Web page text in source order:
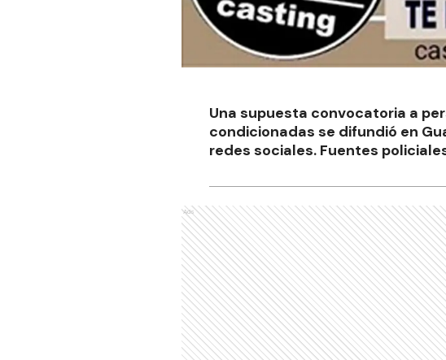
Una supuesta convocatoria a
condicionadas se difundió en
redes sociales. Fuentes
Ads